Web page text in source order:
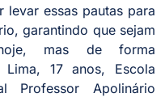
essas pautas para
garantindo que sejam
mas de forma
Lima, 17 anos, Escola
Professor Apolinário